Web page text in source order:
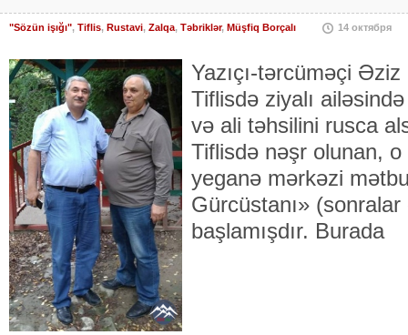
"Sözün işığı", Tiflis, Rustavi, Zalqa, Təbriklər, Müşfiq Borçalı 14 октября
Yazıçı-tərcüməçi
Tiflisdə ziyalı
və ali təhsilini rusca
Tiflisdə nəşr olunan,
yeganə mərkəzi
Gürcüstanı»
başlamışdır. Burada